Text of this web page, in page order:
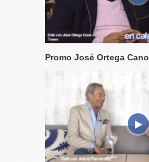
Promo José Ortega Cano